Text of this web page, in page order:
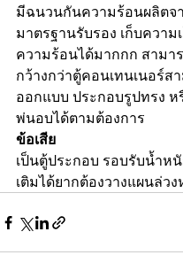
มีฉนวนกันความร้อนผลิตจ
มาตรฐานรับรอง เก็บความ
ความร้อนได้มากกก สามา
กว้างกว่าตู้คอนเทนเนอร์ส
ออกแบบ ประกอบรูปทรง ห
พ่นอบได้ตามต้องการ
ข้อเสีย
เป็นตู้ประกอบ รอบรับน้ำห
เติมได้ยากต้องวางแผนล่ว